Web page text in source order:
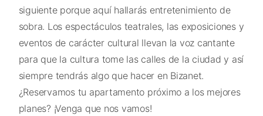
siguiente porque aquí hallarás entretenimiento de
sobra. Los espectáculos teatrales, las exposiciones y
eventos de carácter cultural llevan la voz cantante
para que la cultura tome las calles de la ciudad y así
siempre tendrás algo que hacer en Bizanet.
¿Reservamos tu apartamento próximo a los mejores
planes? ¡Venga que nos vamos!